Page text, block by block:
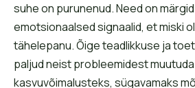
suhe on purunenud. Need on
emotsionaalsed signaalid, et miski
tähelepanu. Õige teadlikkuse ja
paljud neist probleemidest muutuda
kasvuvõimalusteks, sügavamaks